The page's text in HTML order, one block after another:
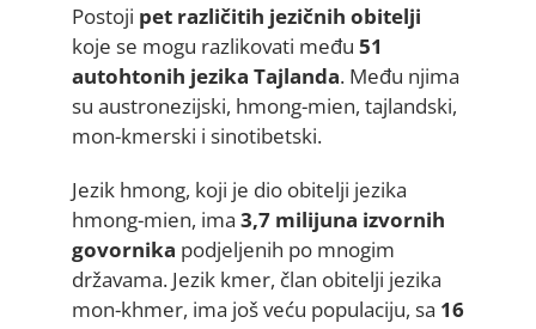
Postoji pet različitih jezičnih obitelji
koje se mogu razlikovati među 51
autohtonih jezika Tajlanda. Među njima
su austronezijski, hmong-mien, tajlandski,
mon-kmerski i sinotibetski.
Jezik hmong, koji je dio obitelji jezika
hmong-mien, ima 3,7 milijuna izvornih
govornika podjeljenih po mnogim
državama. Jezik kmer, član obitelji jezika
mon-khmer, ima još veću populaciju, sa 16